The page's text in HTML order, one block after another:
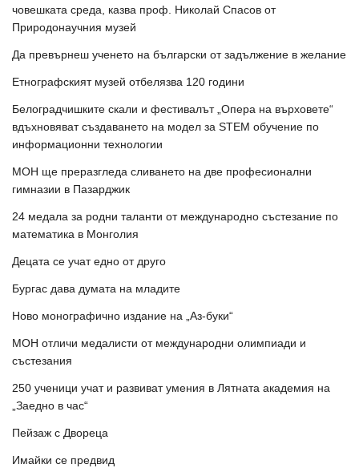
човешката среда, казва проф. Николай Спасов от
Природонаучния музей
Да превърнеш ученето на български от задължение в желание
Етнографският музей отбелязва 120 години
Белоградчишките скали и фестивалът „Опера на върховете“
вдъхновяват създаването на модел за STEM обучение по
информационни технологии
МОН ще преразгледа сливането на две професионални
гимназии в Пазарджик
24 медала за родни таланти от международно състезание по
математика в Монголия
Децата се учат едно от друго
Бургас дава думата на младите
Ново монографично издание на „Аз-буки“
МОН отличи медалисти от международни олимпиади и
състезания
250 ученици учат и развиват умения в Лятната академия на
„Заедно в час“
Пейзаж с Двореца
Имайки се предвид